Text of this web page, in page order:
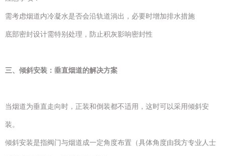
需考虑烟道内冷凝水是否会沿轨道淌出，必要时增加排水措施
底部密封设计需特别处理，防止积灰影响密封性
三、倾斜安装：垂直烟道的解决方案
当烟道为垂直走向时，正装和倒装都不适用，这时可以采用倾斜安
装。
倾斜安装是指阀门与烟道成一定角度布置（具体角度由我方专业人士